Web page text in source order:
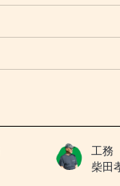
工務
柴田